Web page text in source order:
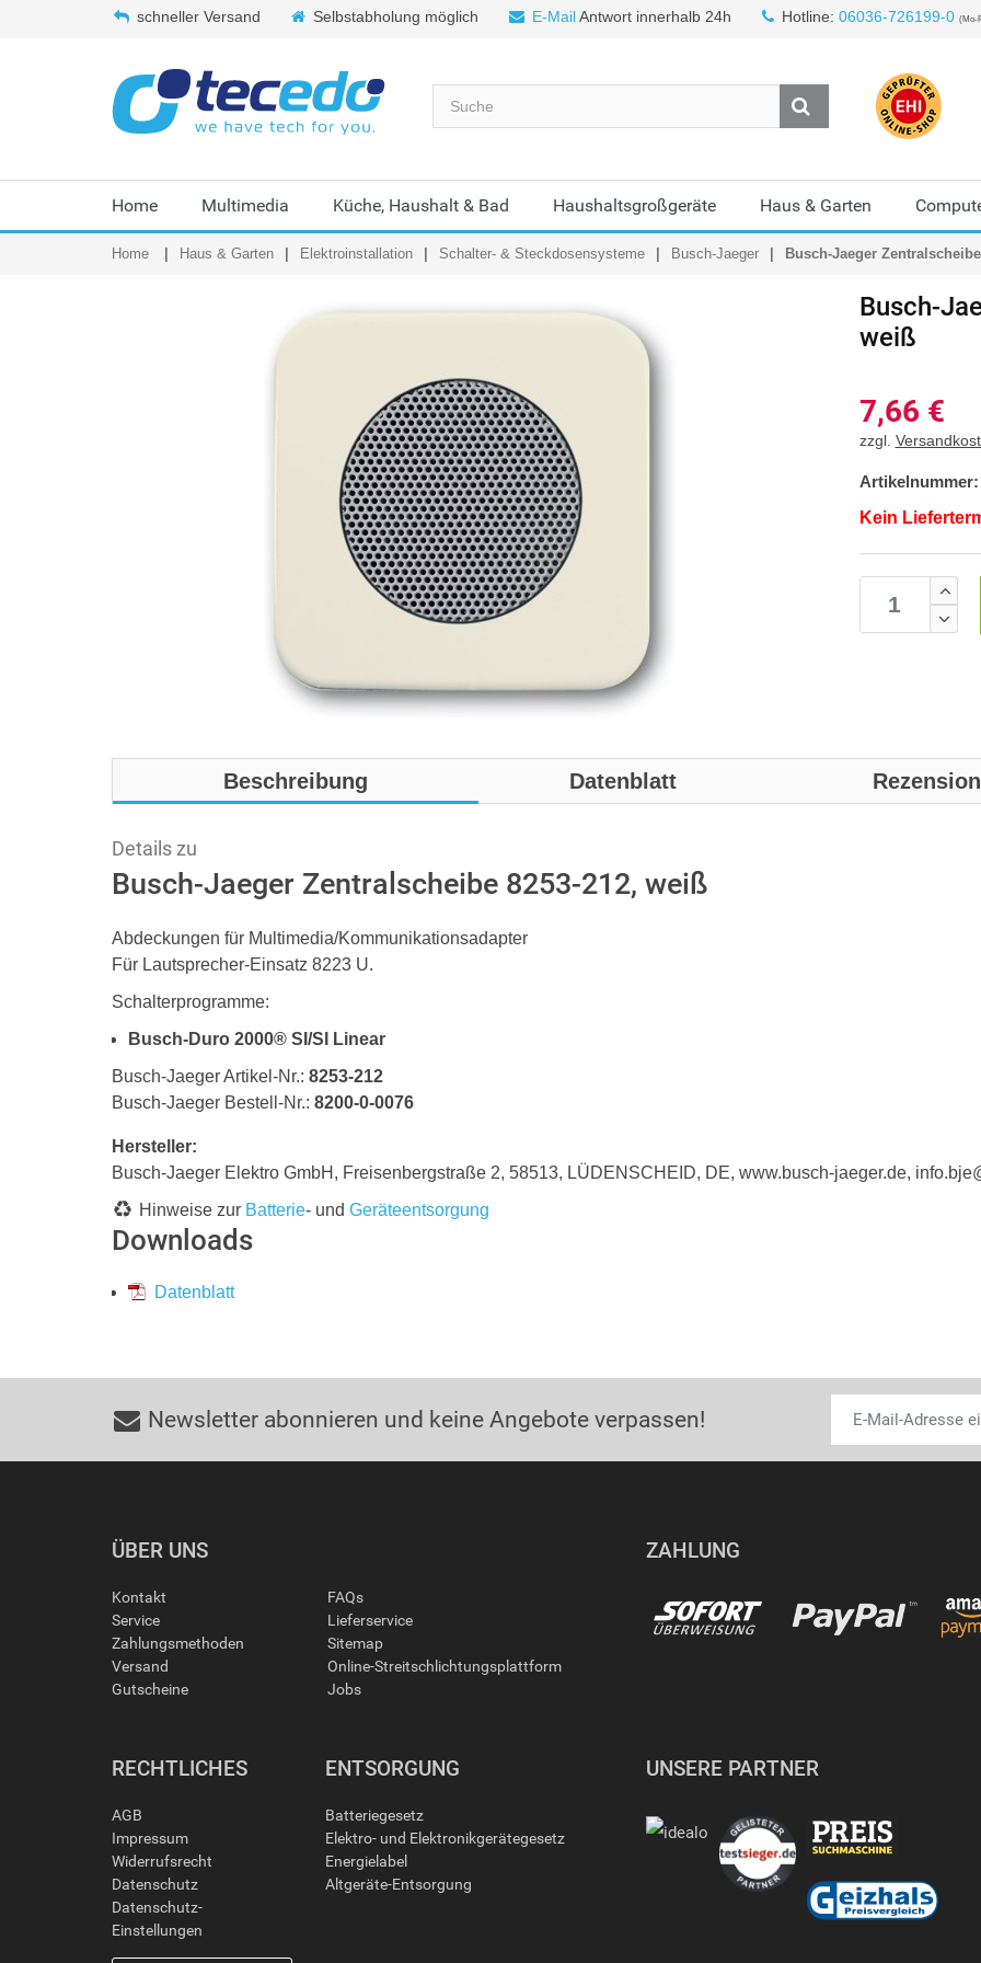
schneller Versand Selbstabholung möglich E-MailAntwort innerhalb 24h Hotline: 06036-726199-0 (Mo-
Home Multimedia Küche, Haushalt & Bad Haushaltsgroßgeräte Haus & Garten
Home Haus & Garten Elektroinstallation Schalter- & Steckdosensysteme Busch-Jaeger Busch-Jaeger
Busch-
weiß
7,66 €
zzgl.
Artikelnummer:
Kein
Beschreibung Datenblatt
Details zu
Busch-Jaeger Zentralscheibe 8253-212, weiß
Abdeckungen für Multimedia/Kommunikationsadapter
Für Lautsprecher-Einsatz 8223 U.
Schalterprogramme:
Busch-Duro 2000® SI/SI Linear
Busch-Jaeger Artikel-Nr.: 8253-212
Busch-Jaeger Bestell-Nr.: 8200-0-0076
Hersteller:
Busch-Jaeger Elektro GmbH, Freisenbergstraße 2, 58513, LÜDENSCHEID, DE, www.busch-jaeger.de,
Hinweise zur Batterie- und Geräteentsorgung
Downloads
Datenblatt
Newsletter abonnieren und keine Angebote verpassen!
ÜBER UNS
Kontakt
Service
Zahlungsmethoden
Versand
Gutscheine
FAQs
Lieferservice
Sitemap
Online-Streitschlichtungsplattform
Jobs
ZAHLUNG
RECHTLICHES
AGB
Impressum
Widerrufsrecht
Datenschutz
Datenschutz-
Einstellungen
ENTSORGUNG
Batteriegesetz
Elektro- und Elektronikgerätegesetz
Energielabel
Altgeräte-Entsorgung
UNSERE PARTNER